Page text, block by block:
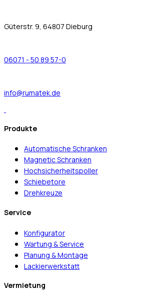
Güterstr. 9, 64807 Dieburg
06071 - 50 89 57-0
info@rumatek.de
Produkte
Automatische Schranken
Magnetic Schranken
Hochsicherheitspoller
Schiebetore
Drehkreuze
Service
Konfigurator
Wartung & Service
Planung & Montage
Lackierwerkstatt
Vermietung